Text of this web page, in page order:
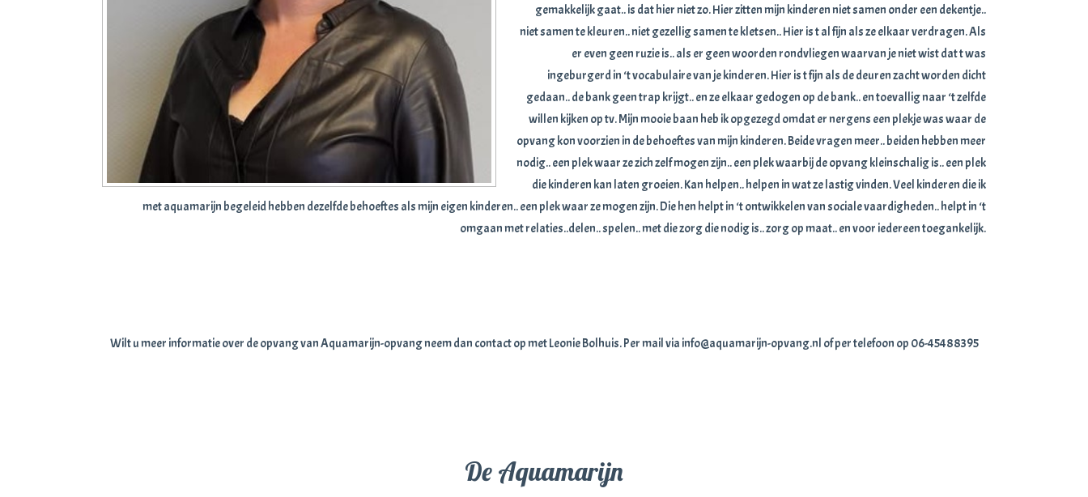
gemakkelijk gaat.. is dat hier niet zo. Hier zitten mijn kinderen niet samen onder een dekentje..
niet samen te kleuren.. niet gezellig samen te kletsen.. Hier is t al fijn als ze elkaar verdragen. Als
er even geen ruzie is.. als er geen woorden rondvliegen waarvan je niet wist dat t was
ingeburgerd in ‘t vocabulaire van je kinderen. Hier is t fijn als de deuren zacht worden dicht
gedaan.. de bank geen trap krijgt.. en ze elkaar gedogen op de bank.. en toevallig naar ‘t zelfde
willen kijken op tv. Mijn mooie baan heb ik opgezegd omdat er nergens een plekje was waar de
opvang kon voorzien in de behoeftes van mijn kinderen. Beide vragen meer.. beiden hebben meer
nodig.. een plek waar ze zich zelf mogen zijn.. een plek waarbij de opvang kleinschalig is.. een plek
die kinderen kan laten groeien. Kan helpen.. helpen in wat ze lastig vinden. Veel kinderen die ik
met aquamarijn begeleid hebben dezelfde behoeftes als mijn eigen kinderen.. een plek waar ze mogen zijn. Die hen helpt in ‘t ontwikkelen van sociale vaardigheden.. helpt in ‘t
omgaan met relaties..delen.. spelen.. met die zorg die nodig is.. zorg op maat.. en voor iedereen toegankelijk.
Wilt u meer informatie over de opvang van Aquamarijn-opvang neem dan contact op met Leonie Bolhuis. Per mail via info@aquamarijn-opvang.nl of per telefoon op 06-45488395
De Aquamarijn